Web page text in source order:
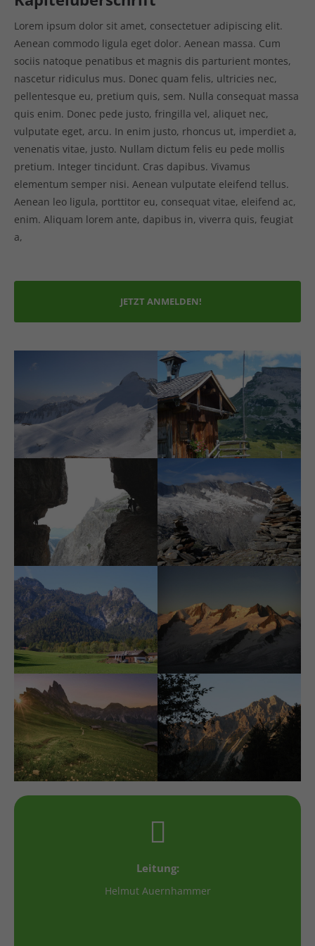
Lorem ipsum dolor sit amet, consectetuer adipiscing elit.
Aenean commodo ligula eget dolor. Aenean massa. Cum
sociis natoque penatibus et magnis dis parturient montes,
nascetur ridiculus mus. Donec quam felis, ultricies nec,
pellentesque eu, pretium quis, sem. Nulla consequat massa
quis enim. Donec pede justo, fringilla vel, aliquet nec,
vulputate eget, arcu. In enim justo, rhoncus ut, imperdiet a,
venenatis vitae, justo. Nullam dictum felis eu pede mollis
pretium. Integer tincidunt. Cras dapibus. Vivamus
elementum semper nisi. Aenean vulputate eleifend tellus.
Aenean leo ligula, porttitor eu, consequat vitae, eleifend ac,
enim. Aliquam lorem ante, dapibus in, viverra quis, feugiat
a,
JETZT ANMELDEN!
Leitung:
Helmut Auernhammer